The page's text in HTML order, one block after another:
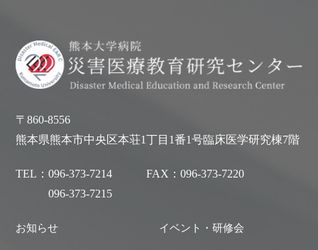
〒860-8556
熊本県熊本市中央区本荘1丁目1番1号臨床医学研究棟7階
TEL：096-373-7214
096-373-7215
FAX：096-373-7220
お知らせ イベント・研修会